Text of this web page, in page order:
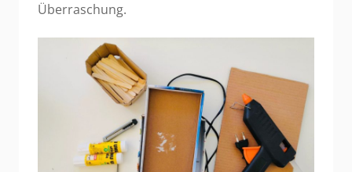
Überraschung.